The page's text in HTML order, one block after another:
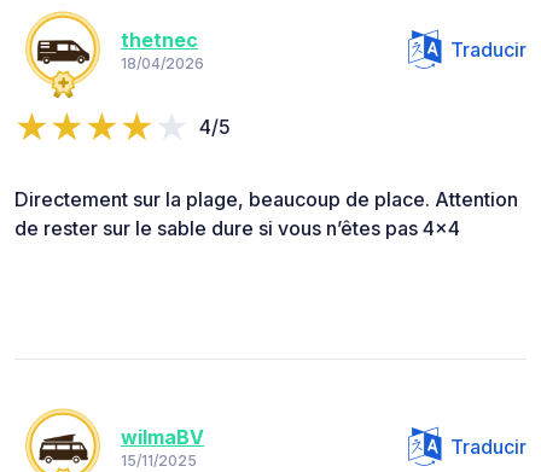
thetnec
18/04/2026
Traducir
4/5
Directement sur la plage, beaucoup de place. Attention
de rester sur le sable dure si vous n’êtes pas 4x4
wilmaBV
15/11/2025
Traducir